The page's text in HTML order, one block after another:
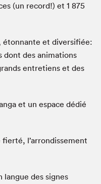
(un record!) et 1 875
étonnante et diversifiée:
dont des animations
entretiens et des
et un espace dédié
l’arrondissement
langue des signes